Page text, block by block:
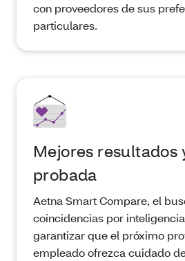
con proveedores de sus
particulares.
Mejores resultados
probada
Aetna Smart Compare, el
coincidencias por
garantizar que el próximo
empleado ofrezca cuidado